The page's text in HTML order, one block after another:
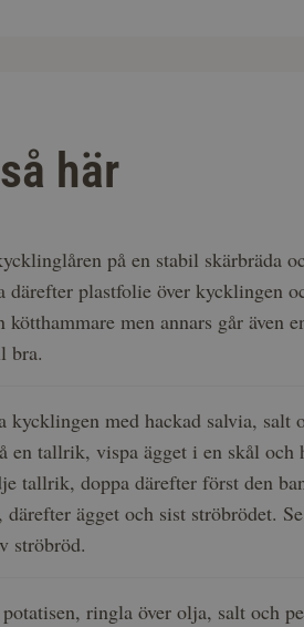
här
på en stabil skärbräda
därefter plastfolie över kycklingen
kötthammare men annars går även
bra.
kycklingen med hackad salvia, salt
en tallrik, vispa ägget i en skål och
tallrik, doppa därefter först den
därefter ägget och sist ströbrödet.
ströbröd.
ringla över olja, salt och